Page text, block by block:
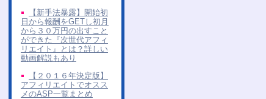
【新手法暴露】開始初
日から報酬をGETし初月
から３０万円の出すこと
ができた『次世代アフィ
リエイト』とは？詳しい
動画解説もあり
【２０１６年決定版】
アフィリエイトでオスス
メのASP一覧まとめ